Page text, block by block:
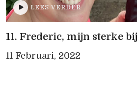
LEES VERDER
11. Frederic, mijn sterke
11 Februari, 2022